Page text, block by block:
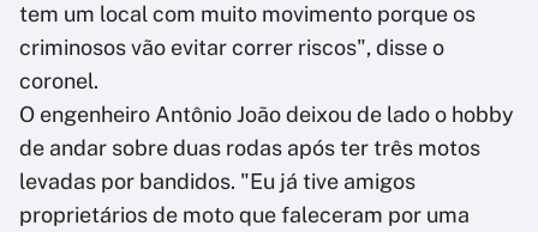
tem um local com muito movimento porque os
criminosos vão evitar correr riscos", disse o
coronel.
O engenheiro Antônio João deixou de lado o hobby
de andar sobre duas rodas após ter três motos
levadas por bandidos. "Eu já tive amigos
proprietários de moto que faleceram por uma